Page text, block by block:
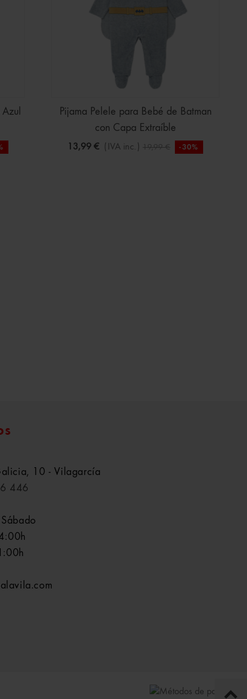
Pijama Pelele para Bebé de Batman
con Capa Extraíble
13,99 € (IVA inc.) 19,99 € -30%
10 - Vilagarcía
446
Sábado